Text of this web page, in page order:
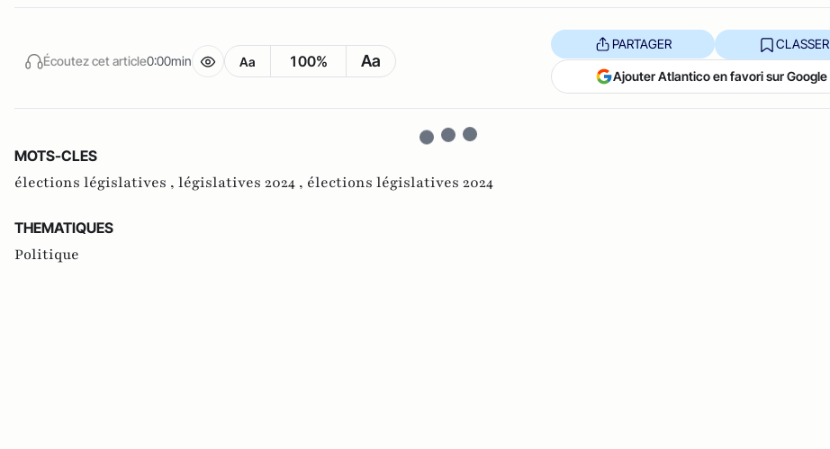
Écoutez cet article0:00min Aa 100% Aa
PARTAGER CLASSER
Ajouter Atlantico en favori sur Google
MOTS-CLES
élections législatives , législatives 2024 , élections législatives 2024
THEMATIQUES
Politique